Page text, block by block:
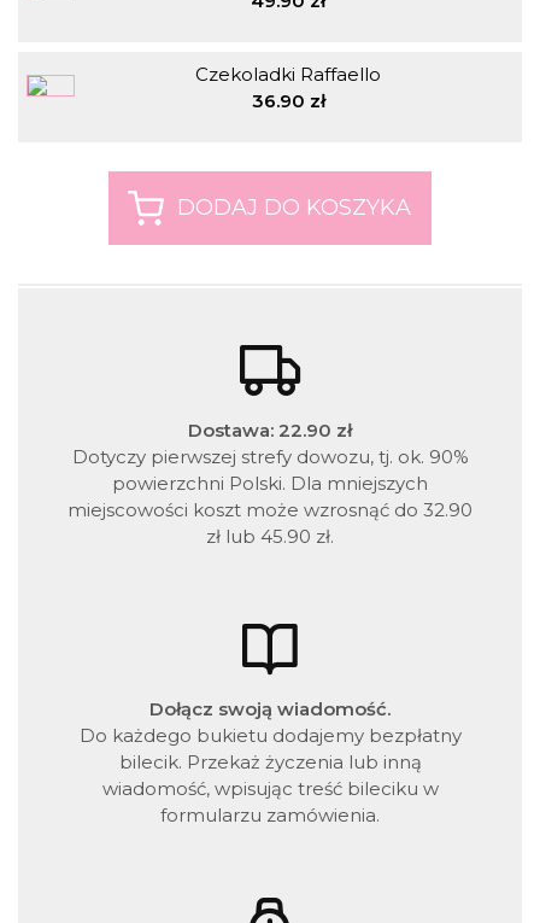
Czekoladki Raffaello
36.90 zł
Dostawa: 22.90 zł
Dotyczy pierwszej strefy dowozu, tj. ok. 90%
powierzchni Polski. Dla mniejszych
miejscowości koszt może wzrosnąć do 32.90
zł lub 45.90 zł.
Dołącz swoją wiadomość.
Do każdego bukietu dodajemy bezpłatny
bilecik. Przekaż życzenia lub inną
wiadomość, wpisując treść bileciku w
formularzu zamówienia.